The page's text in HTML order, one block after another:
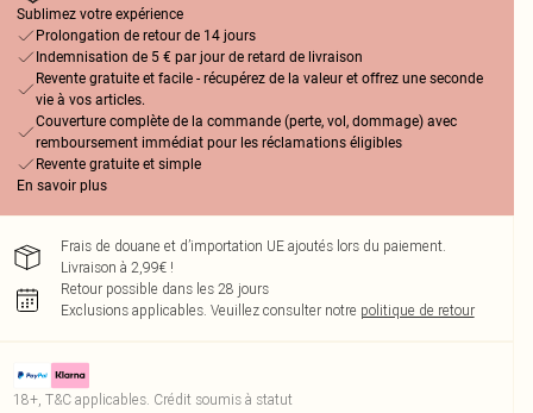
Sublimez votre expérience
Prolongation de retour de 14 jours
Indemnisation de 5 € par jour de retard de livraison
Revente gratuite et facile - récupérez de la valeur et offrez une seconde
vie à vos articles.
Couverture complète de la commande (perte, vol, dommage) avec
remboursement immédiat pour les réclamations éligibles
Revente gratuite et simple
En savoir plus
Frais de douane et d’importation UE ajoutés lors du paiement.
Livraison à 2,99€ !
Retour possible dans les 28 jours
Exclusions applicables. Veuillez consulter notre politique de retour
18+, T&C applicables. Crédit soumis à statut